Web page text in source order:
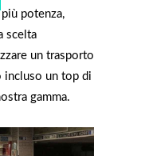
potenza,
scelta
un trasporto
incluso un top di
gamma.